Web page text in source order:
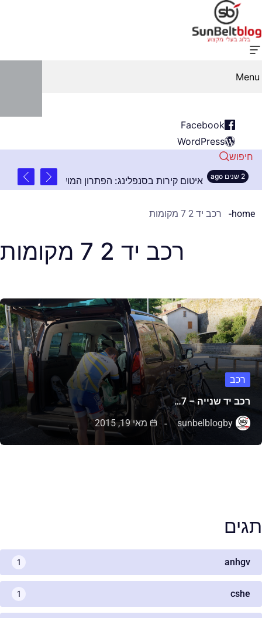
Menu
Facebook
WordPress
חיפוש
2 שנים ago איטום קירות בסנפלינג: הפתרון המושלם
home רכב יד 2 7 מקומות
רכב יד 2 7 מקומות
רכב
רכב יד שנייה – 7…
by
sunbelblog מאי 19, 2015
תגים
anhgv
1
cshe
1